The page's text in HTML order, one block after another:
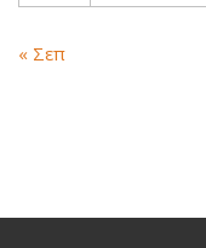
« Σεπ